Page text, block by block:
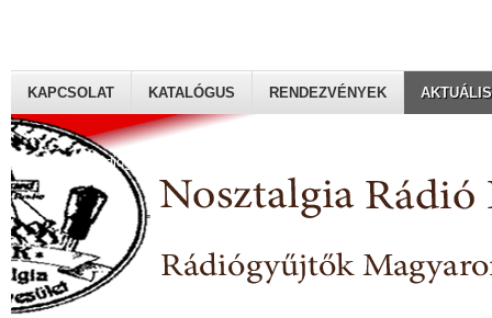
Rádiógyűjtők Magyaroszági Klubja
KAPCSOLAT KATALÓGUS RENDEZVÉNYEK AKTUÁLIS